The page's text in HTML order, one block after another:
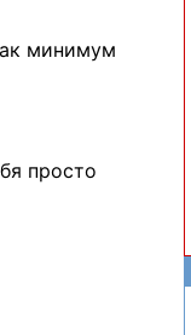
минимум
просто